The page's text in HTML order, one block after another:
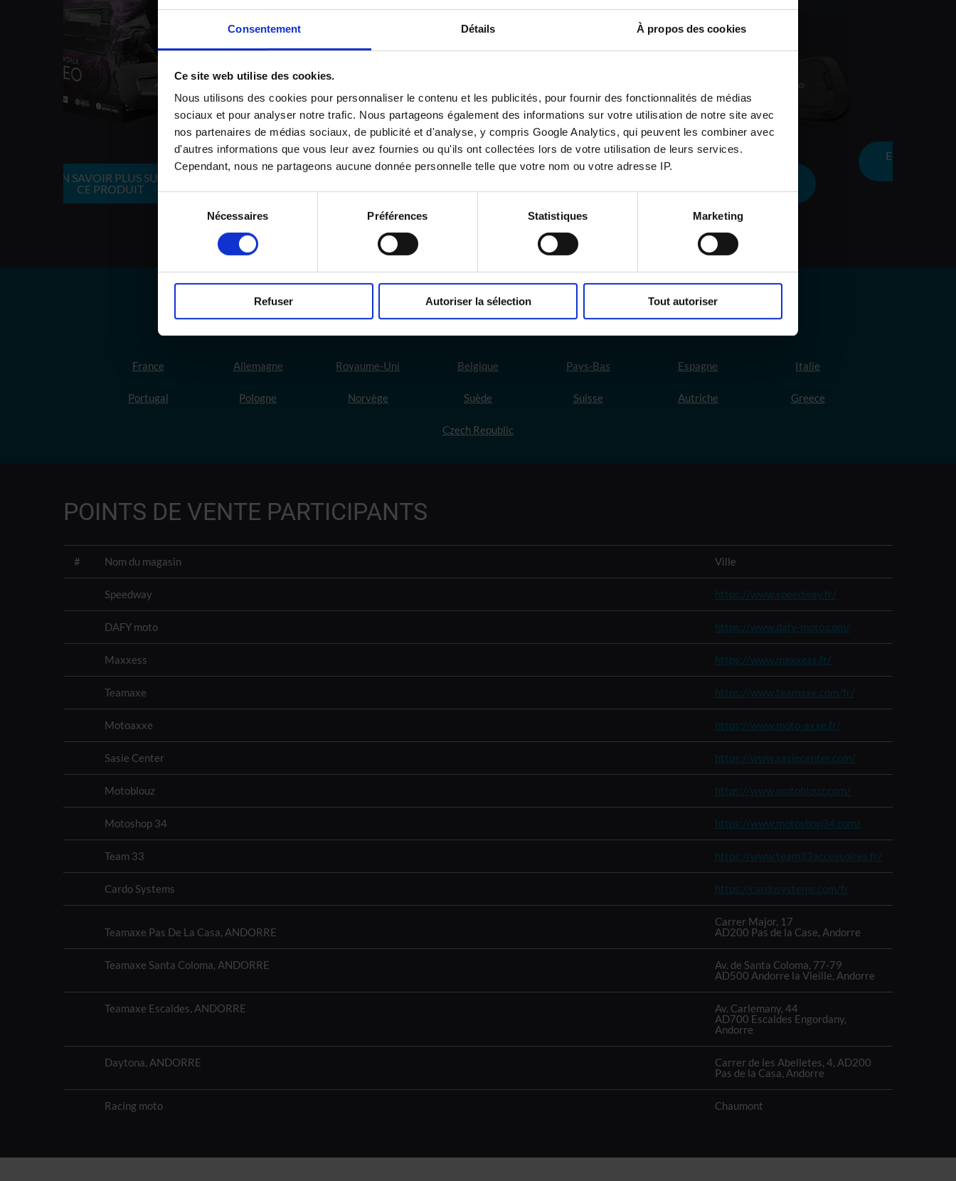
Consentement Détails À propos des cookies
Ce site web utilise des cookies.
Nous utilisons des cookies pour personnaliser le contenu et les publicités, pour fournir des fonctionnalités de médias
sociaux et pour analyser notre trafic. Nous partageons également des informations sur votre utilisation de notre site avec
nos partenaires de médias sociaux, de publicité et d'analyse, y compris Google Analytics, qui peuvent les combiner avec
d'autres informations que vous leur avez fournies ou qu'ils ont collectées lors de votre utilisation de leurs services.
Cependant, nous ne partageons aucune donnée personnelle telle que votre nom ou votre adresse IP.
consentement
Nécessaires Préférences Statistiques Marketing
Refuser Autoriser la sélection Tout autoriser
EN SAVOIR PLUS SUR
CE PRODUIT
CE PRODUIT
CE PRODUIT
EN SAVOIR PLUS SUR
CE PRODUIT
PAYS PARTICIPANTS
France Allemagne Royaume-Uni Belgique Pays-Bas Espagne Italie
Portugal Pologne Norvège Suède Suisse Autriche Greece
Czech Republic
POINTS DE VENTE PARTICIPANTS
# Nom du magasin Ville
Speedway https://www.speedway.fr/
DAFY moto https://www.dafy-moto.com/
Maxxess https://www.maxxess.fr/
Teamaxe https://www.teamaxe.com/fr/
Motoaxxe https://www.moto-axxe.fr/
Sasie Center https://www.sasiecenter.com/
Motoblouz https://www.motoblouz.com/
Motoshop 34 https://www.motoshop34.com/
Team 33 https://www.team33accessoires.fr/
Cardo Systems https://cardosystems.com/fr
Teamaxe Pas De La Casa, ANDORRE
Carrer Major, 17
AD200 Pas de la Case, Andorre
Teamaxe Santa Coloma, ANDORRE
Av. de Santa Coloma, 77-79
AD500 Andorre la Vieille, Andorre
Teamaxe Escaldes, ANDORRE
Av. Carlemany, 44
AD700 Escaldes Engordany,
Andorre
Daytona, ANDORRE
Carrer de les Abelletes, 4, AD200
Pas de la Casa, Andorre
Racing moto Chaumont